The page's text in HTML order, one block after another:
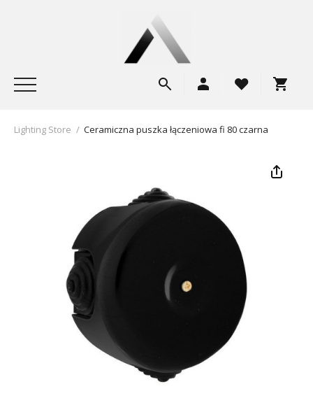
Lighting Store / Ceramiczna puszka łączeniowa fi 80 czarna